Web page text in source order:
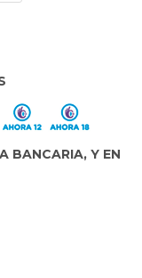
BANCARIA, Y EN